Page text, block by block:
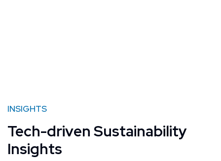
INSIGHTS
Tech-driven Sustainability
Insights